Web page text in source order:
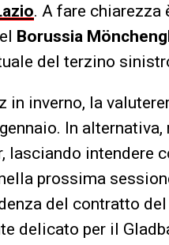
. A fare chiarezza
Borussia
del terzino
in inverno, la
In
lasciando intendere
prossima
del contratto
delicato per il